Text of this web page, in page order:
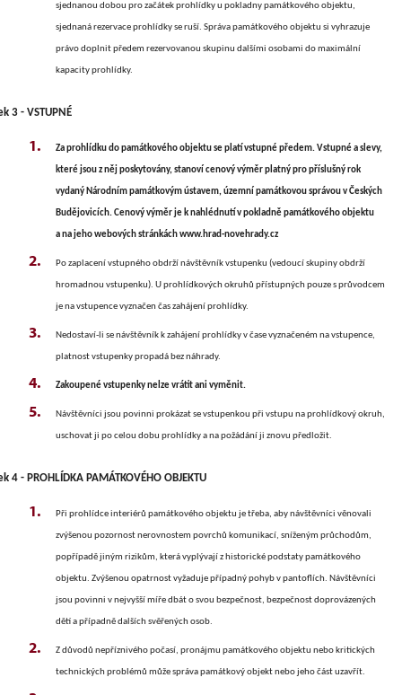
sjednanou dobou pro začátek prohlídky u pokladny památkového objektu,
sjednaná rezervace prohlídky se ruší. Správa památkového objektu si vyhrazuje
právo doplnit předem rezervovanou skupinu dalšími osobami do maximální
kapacity prohlídky.
3 - VSTUPNÉ
Za prohlídku do památkového objektu se platí vstupné předem. Vstupné a slevy,
které jsou z něj poskytovány, stanoví cenový výměr platný pro příslušný rok
vydaný Národním památkovým ústavem, územní památkovou správou v Českých
Budějovicích. Cenový výměr je k nahlédnutí v pokladně památkového objektu
a na jeho webových stránkách www.hrad-novehrady.cz
Po zaplacení vstupného obdrží návštěvník vstupenku (vedoucí skupiny obdrží
hromadnou vstupenku). U prohlídkových okruhů přístupných pouze s průvodcem
je na vstupence vyznačen čas zahájení prohlídky.
Nedostaví-li se návštěvník k zahájení prohlídky v čase vyznačeném na vstupence,
platnost vstupenky propadá bez náhrady.
Zakoupené vstupenky nelze vrátit ani vyměnit.
Návštěvníci jsou povinni prokázat se vstupenkou při vstupu na prohlídkový okruh,
uschovat ji po celou dobu prohlídky a na požádání ji znovu předložit.
4 - PROHLÍDKA PAMÁTKOVÉHO OBJEKTU
Při prohlídce interiérů památkového objektu je třeba, aby návštěvníci věnovali
zvýšenou pozornost nerovnostem povrchů komunikací, sníženým průchodům,
popřípadě jiným rizikům, která vyplývají z historické podstaty památkového
objektu. Zvýšenou opatrnost vyžaduje případný pohyb v pantoflích. Návštěvníci
jsou povinni v nejvyšší míře dbát o svou bezpečnost, bezpečnost doprovázených
dětí a případně dalších svěřených osob.
Zdůvodů nepříznivého počasí, pronájmu památkového objektu nebo kritických
technických problémů může správa památkový objekt nebo jeho část uzavřít.